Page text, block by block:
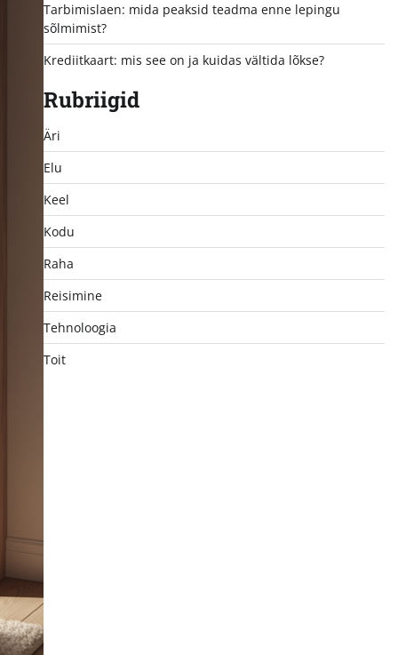
Tarbimislaen: mida peaksid teadma enne lepingu
sõlmimist?
Krediitkaart: mis see on ja kuidas vältida lõkse?
Rubriigid
Äri
Elu
Keel
Kodu
Raha
Reisimine
Tehnoloogia
Toit